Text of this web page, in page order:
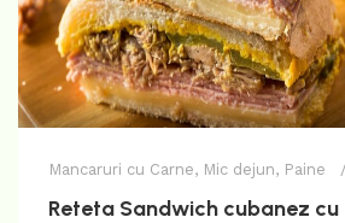
Mancaruri cu Carne, Mic dejun, Paine
Reteta Sandwich cubanez